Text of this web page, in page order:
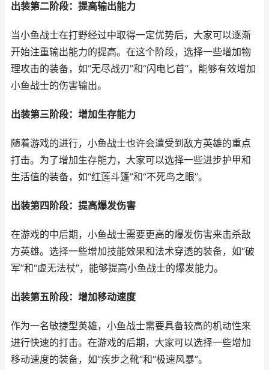
出装第二阶段：提高输出能力
当小鱼战士在打野经过中取得一定优势后，大家可以逐渐
开始注重输出能力的提高。在这个阶段，选择一些增加物
理攻击的装备，如“无尽战刃”和“闪电匕首”，能够有效增加
小鱼战士的伤害输出。
出装第三阶段：增加生存能力
随着游戏的进行，小鱼战士也许会遭受到敌方英雄的重点
打击。为了增加生存能力，大家可以选择一些进步护甲和
生活值的装备，如“红莲斗篷”和“不死鸟之眼”。
出装第四阶段：提高爆发伤害
在游戏的中后期，小鱼战士需要更高的爆发伤害来击杀敌
方英雄。选择一些增加技能效果和法术穿透的装备，如“破
军”和“虚无法杖”，能够提高小鱼战士的爆发能力。
出装第五阶段：增加移动速度
作为一名敏捷型英雄，小鱼战士需要具备较高的机动性来
进行快速的打击。在游戏的后期，大家可以选择一些增加
移动速度的装备，如“疾步之靴”和“极速风暴”。